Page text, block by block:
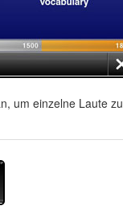
um einzelne Laute zu